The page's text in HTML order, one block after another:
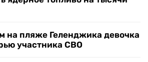
на пляже Геленджика девочка
участника СВО